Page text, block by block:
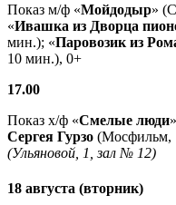
Показ м/ф «Мойдодыр»
«Ивашка из Дворца
мин.); «Паровозик из
10 мин.), 0+
17.00
Показ х/ф «Смелые люди
Сергея Гурзо (Мосфильм,
(Ульяновой, 1, зал № 12)
18 августа (вторник)